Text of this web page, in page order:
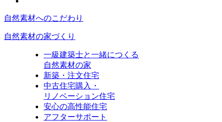
自然素材へのこだわり
自然素材の家づくり
一級建築士と一緒につくる
自然素材の家
新築・注文住宅
中古住宅購入・
リノベーション住宅
安心の高性能住宅
アフターサポート